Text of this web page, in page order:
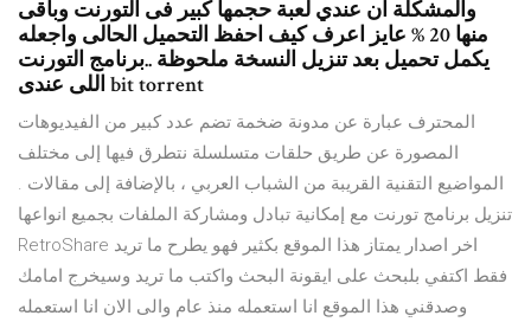
والمشكلة ان عندي لعبة حجمها كبير فى التورنت وباقى
منها 20 % عايز اعرف كيف احفظ التحميل الحالى واجعله
يكمل تحميل بعد تنزيل النسخة ملحوظة ..برنامج التورنت
اللى عندى bit torrent
المحترف عبارة عن مدونة ضخمة تضم عدد كبير من الفيديوهات
المصورة عن طريق حلقات متسلسلة نتطرق فيها إلى مختلف
المواضيع التقنية القريبة من الشباب العربي ، بالإضافة إلى مقالات .
تنزيل برنامج تورنت مع إمكانية تبادل ومشاركة الملفات بجميع انواعها
RetroShare اخر اصدار يمتاز هذا الموقع بكثير فهو يطرح ما تريد
فقط اكتفي بلبحث على ايقونة البحث واكتب ما تريد وسيخرج امامك
وصدقني هذا الموقع انا استعمله منذ عام والى الان انا استعمله